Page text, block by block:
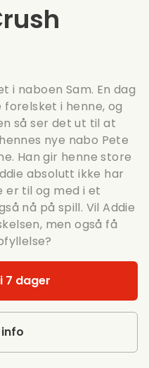
i naboen Sam. En dag
i henne, og
så ser det ut til at
nye nabo Pete
Han gir henne store
absolutt ikke har
er til og med i et
nå på spill. Vil Addie
men også få
7 dager